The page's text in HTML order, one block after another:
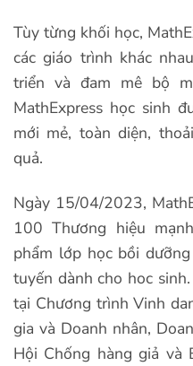
Tùy từng khối học,
các giáo trình khác
triển và đam mê bộ
MathExpress học sinh
mới mẻ, toàn diện,
quả.
Ngày 15/04/2023,
100 Thương hiệu
phẩm lớp học bồi
tuyến dành cho hoc
tại Chương trình Vinh
gia và Doanh nhân,
Hội Chống hàng giả và